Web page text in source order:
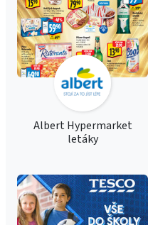
Albert Hypermarket
letáky